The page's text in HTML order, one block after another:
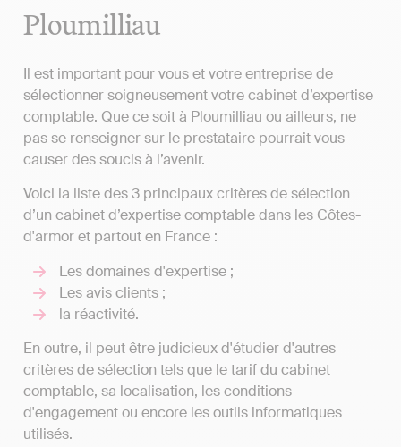
Ploumilliau
Il est important pour vous et votre entreprise de
sélectionner soigneusement votre cabinet d’expertise
comptable. Que ce soit à Ploumilliau ou ailleurs, ne
pas se renseigner sur le prestataire pourrait vous
causer des soucis à l’avenir.
Voici la liste des 3 principaux critères de sélection
d’un cabinet d’expertise comptable dans les Côtes-
d'armor et partout en France :
Les domaines d'expertise ;
Les avis clients ;
la réactivité.
En outre, il peut être judicieux d'étudier d'autres
critères de sélection tels que le tarif du cabinet
comptable, sa localisation, les conditions
d'engagement ou encore les outils informatiques
utilisés.